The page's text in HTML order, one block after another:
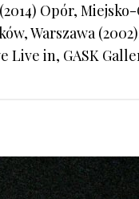
Opór,
Warszawa
Live in, GASK